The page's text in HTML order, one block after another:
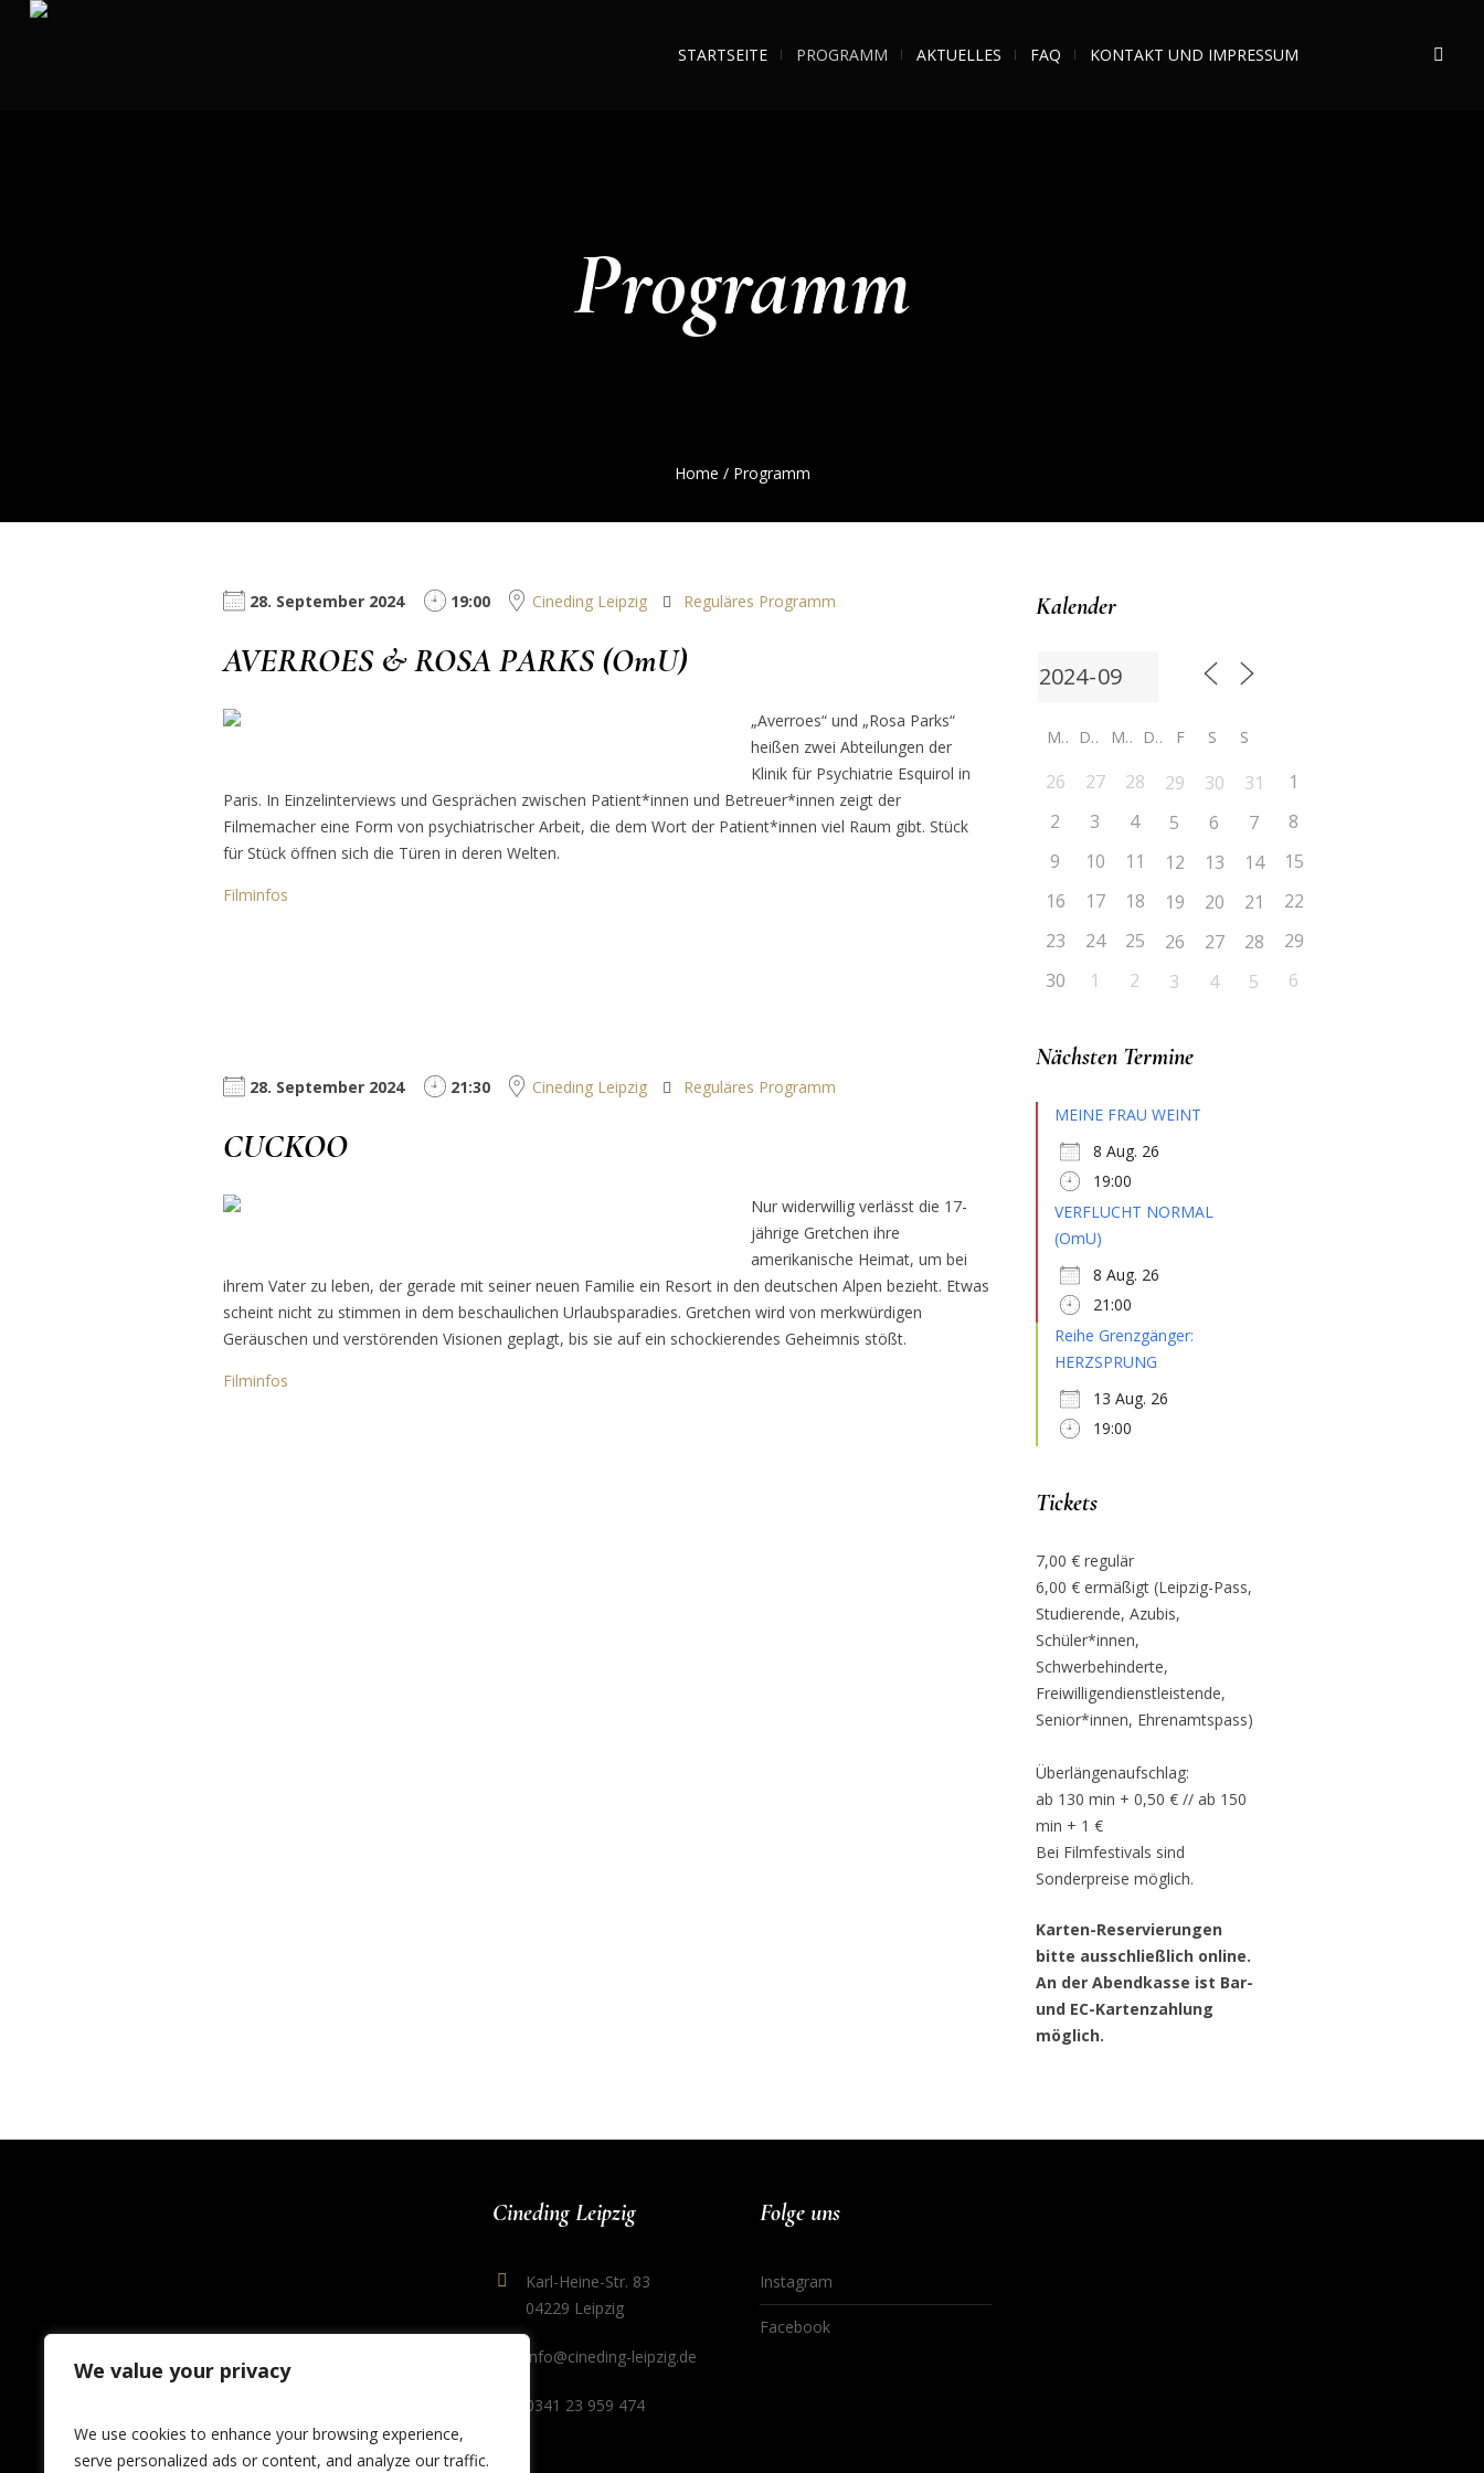
We value your privacy
We use cookies to enhance your browsing experience,
serve personalized ads or content, and analyze our traffic.
STARTSEITE PROGRAMM AKTUELLES FAQ KONTAKT UND IMPRESSUM
Programm
Home / Programm
28. September 2024 19:00 Cineding Leipzig Reguläres Programm
AVERROES & ROSA PARKS (OmU)
„Averroes“ und „Rosa Parks“
heißen zwei Abteilungen der
Klinik für Psychiatrie Esquirol in
Paris. In Einzelinterviews und Gesprächen zwischen Patient*innen und Betreuer*innen zeigt der
Filmemacher eine Form von psychiatrischer Arbeit, die dem Wort der Patient*innen viel Raum gibt. Stück
für Stück öffnen sich die Türen in deren Welten.
Filminfos
28. September 2024 21:30 Cineding Leipzig Reguläres Programm
CUCKOO
Nur widerwillig verlässt die 17-
jährige Gretchen ihre
amerikanische Heimat, um bei
ihrem Vater zu leben, der gerade mit seiner neuen Familie ein Resort in den deutschen Alpen bezieht. Etwas
scheint nicht zu stimmen in dem beschaulichen Urlaubsparadies. Gretchen wird von merkwürdigen
Geräuschen und verstörenden Visionen geplagt, bis sie auf ein schockierendes Geheimnis stößt.
Filminfos
Kalender
M D M D F S S
26 27 28 29 30 31
1
2
3 4 5 6 7
8
9
10 11 12 13 14
15
16
17 18 19 20 21
22
23
24 25 26 27 28
29
30
1 2 3 4 5 6
Nächsten Termine
MEINE FRAU WEINT
8 Aug. 26
19:00
VERFLUCHT NORMAL
(OmU)
8 Aug. 26
21:00
Reihe Grenzgänger:
HERZSPRUNG
13 Aug. 26
19:00
Tickets
7,00 € regulär
6,00 € ermäßigt (Leipzig-Pass,
Studierende, Azubis,
Schüler*innen,
Schwerbehinderte,
Freiwilligendienstleistende,
Senior*innen, Ehrenamtspass)
Überlängenaufschlag:
ab 130 min + 0,50 € // ab 150
min + 1 €
Bei Filmfestivals sind
Sonderpreise möglich.
Karten-Reservierungen
bitte ausschließlich online.
An der Abendkasse ist Bar-
und EC-Kartenzahlung
möglich.
Cineding Leipzig
Karl-Heine-Str. 83
04229 Leipzig
info@cineding-leipzig.de
0341 23 959 474
Folge uns
Instagram
Facebook